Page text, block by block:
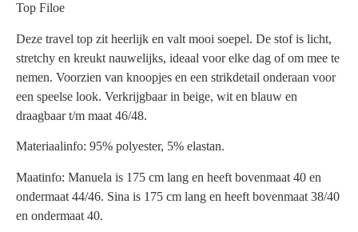
Top Filoe
Deze travel top zit heerlijk en valt mooi soepel. De stof is licht,
stretchy en kreukt nauwelijks, ideaal voor elke dag of om mee te
nemen. Voorzien van knoopjes en een strikdetail onderaan voor
een speelse look. Verkrijgbaar in beige, wit en blauw en
draagbaar t/m maat 46/48.
Materiaalinfo: 95% polyester, 5% elastan.
Maatinfo: Manuela is 175 cm lang en heeft bovenmaat 40 en
ondermaat 44/46. Sina is 175 cm lang en heeft bovenmaat 38/40
en ondermaat 40.